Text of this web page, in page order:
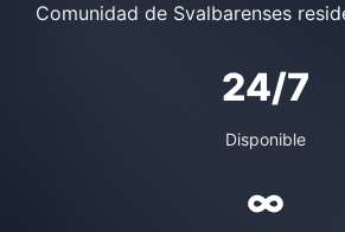
Comunidad de Svalbarenses
24/7
Disponible
∞